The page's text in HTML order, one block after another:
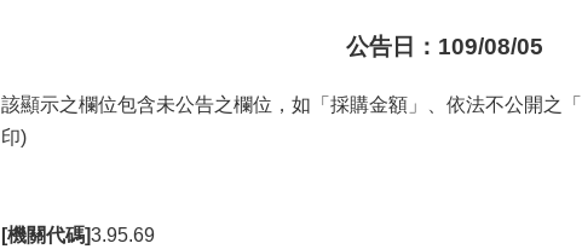
公告日：109/08/05
該顯示之欄位包含未公告之欄位，如「採購金額」、依法不公開之
印)
[機關代碼]3.95.69